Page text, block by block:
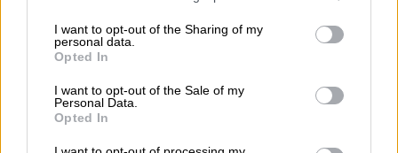
not limited to your visit or usage behaviour. You may click to
grant or deny consent to Google and its third-party tags to
use your data for below specified purposes in below Google
consent section.
I want to opt-out of the Sharing of my
personal data.
Opted In
I want to opt-out of the Sale of my
Personal Data.
Opted In
κρίσιμη κατάστασηκαιπέντε σε σοβαρή
αστυνομίαδεν έχει δώσει ακόμα επίσημες
Ο υπουργός Εσωτερικών
Γκέρχαρντ Κάρνερ